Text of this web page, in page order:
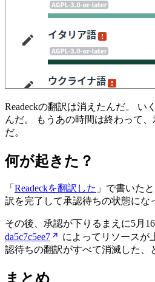
Readeckの翻訳は消えたんだ。 い
んだ。 もうあの時間は終わって
だ。
何が起きた？
「 Readeckを翻訳した 」で書いた
訳を完了して承認待ちの状態にな
その後、承認が下りるまえに5月
da5c7c5ee7
によってリソースが
認待ちの翻訳がすべて消滅した、
まとめ